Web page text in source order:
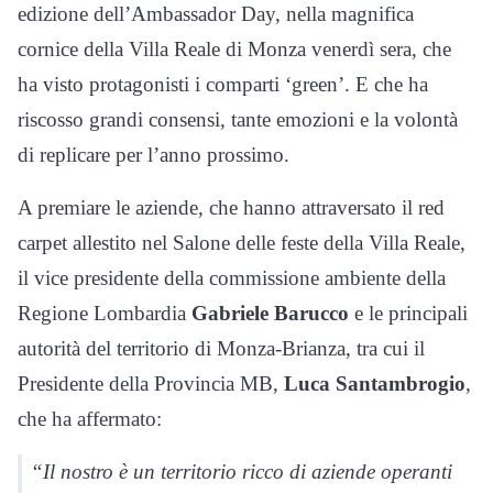
edizione dell’Ambassador Day, nella magnifica
cornice della Villa Reale di Monza venerdì sera, che
ha visto protagonisti i comparti ‘green’. E che ha
riscosso grandi consensi, tante emozioni e la volontà
di replicare per l’anno prossimo.
A premiare le aziende, che hanno attraversato il red
carpet allestito nel Salone delle feste della Villa Reale,
il vice presidente della commissione ambiente della
Regione Lombardia Gabriele Barucco e le principali
autorità del territorio di Monza-Brianza, tra cui il
Presidente della Provincia MB, Luca Santambrogio,
che ha affermato:
“Il nostro è un territorio ricco di aziende operanti